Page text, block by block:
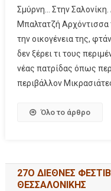
Σμύρνη… Στην
Μπαλτατζή Αρχόντισσα
την οικογένεια της,
δεν ξέρει τι τους
νέας πατρίδας όπως
περιβάλλον
Όλο το άρθρο
27Ο ΔΙΕΘΝΕΣ
ΘΕΣΣΑΛΟΝΙΚΗΣ